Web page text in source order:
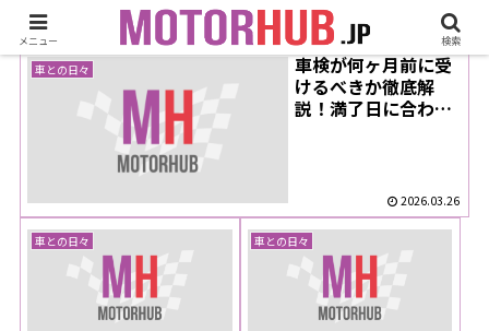
車との日々
車検が何ヶ月前に受
けるべきか徹底解
説！満了日に合わせ
2026.03.26
車との日々 車との日々
メニュー 検索